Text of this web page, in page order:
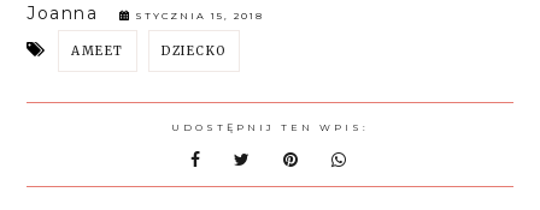
Joanna STYCZNIA 15, 2018
AMEET DZIECKO
UDOSTĘPNIJ TEN WPIS: